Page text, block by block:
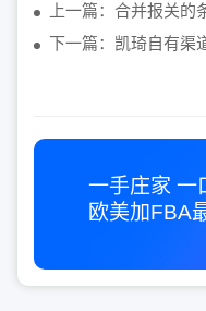
上一篇：合并报关的
下一篇：凯琦自有渠
一手庄家 一
欧美加FBA